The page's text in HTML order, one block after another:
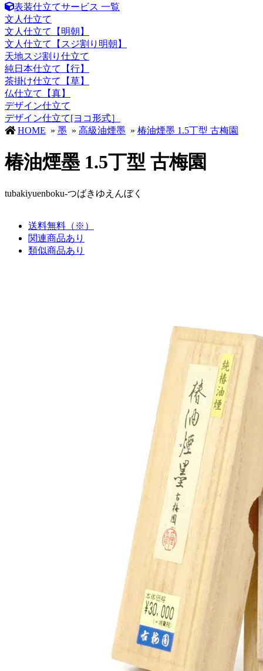
表装仕立てサービス 一覧
文人仕立て
文人仕立て【明朝】
文人仕立て【スジ割り明朝】
天地スジ割り仕立て
純日本仕立て【行】
茶掛け仕立て【草】
仏仕立て【真】
デザイン仕立て
デザイン仕立て[ヨコ形式］
HOME » 墨 » 高級油煙墨 » 椿油煙墨 1.5丁型 古梅園
椿油煙墨 1.5丁型 古梅園
tubakiyuenboku-つばきゆえんぼく
送料無料（※）
関連商品あり
類似商品あり